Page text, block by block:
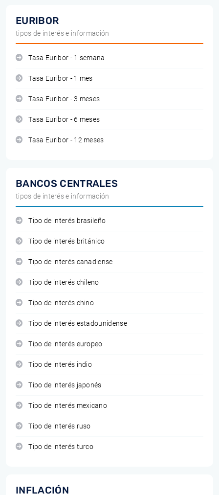
EURIBOR
tipos de interés e información
Tasa Euribor - 1 semana
Tasa Euribor - 1 mes
Tasa Euribor - 3 meses
Tasa Euribor - 6 meses
Tasa Euribor - 12 meses
BANCOS CENTRALES
tipos de interés e información
Tipo de interés brasileño
Tipo de interés británico
Tipo de interés canadiense
Tipo de interés chileno
Tipo de interés chino
Tipo de interés estadounidense
Tipo de interés europeo
Tipo de interés indio
Tipo de interés japonés
Tipo de interés mexicano
Tipo de interés ruso
Tipo de interés turco
INFLACIÓN